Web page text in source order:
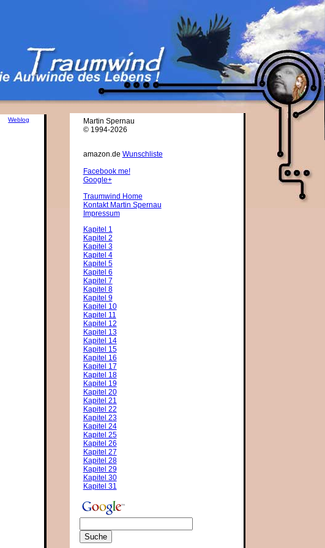
Weblog
Martin Spernau
© 1994-2026
amazon.de Wunschliste
Facebook me!
Google+
Traumwind Home
Kontakt Martin Spernau
Impressum
Kapitel 1
Kapitel 2
Kapitel 3
Kapitel 4
Kapitel 5
Kapitel 6
Kapitel 7
Kapitel 8
Kapitel 9
Kapitel 10
Kapitel 11
Kapitel 12
Kapitel 13
Kapitel 14
Kapitel 15
Kapitel 16
Kapitel 17
Kapitel 18
Kapitel 19
Kapitel 20
Kapitel 21
Kapitel 22
Kapitel 23
Kapitel 24
Kapitel 25
Kapitel 26
Kapitel 27
Kapitel 28
Kapitel 29
Kapitel 30
Kapitel 31